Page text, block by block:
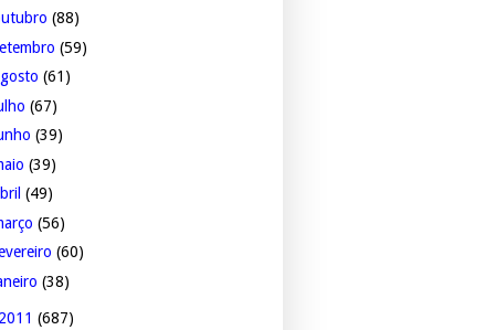
(88)
(59)
(61)
(67)
(39)
(39)
(49)
(56)
(60)
(38)
2011 (687)